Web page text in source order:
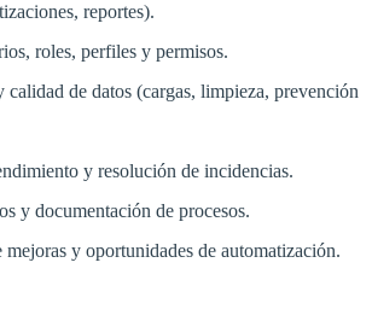
reportes).
roles, perfiles y permisos.
de datos (cargas, limpieza, prevención
y resolución de incidencias.
y documentación de procesos.
y oportunidades de automatización.